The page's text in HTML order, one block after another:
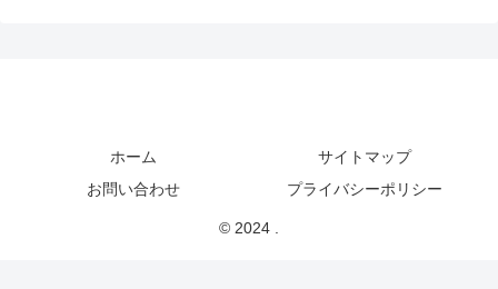
ホーム
サイトマップ
お問い合わせ
プライバシーポリシー
© 2024 .